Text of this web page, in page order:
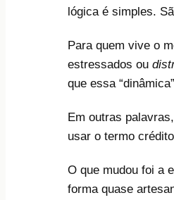
lógica é simples.
Para quem vive o
estressados ou
que essa
Em outras
usar o termo
O que mudou foi a
forma quase